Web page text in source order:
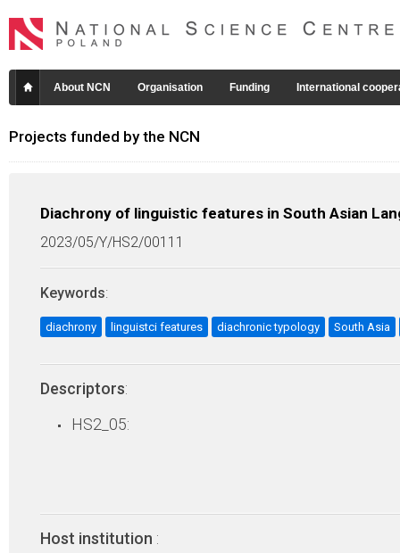
About NCN Organisation Funding International
Projects funded by the NCN
Diachrony of linguistic features in South Asian
2023/05/Y/HS2/00111
Keywords:
diachrony linguistci features diachronic typology South Asia
Descriptors:
HS2_05:
Host institution :